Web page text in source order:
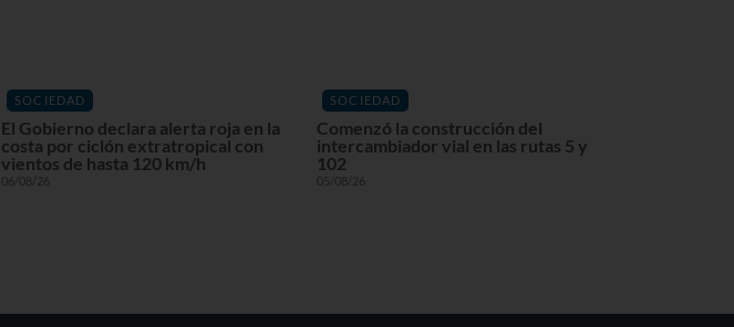
SOCIEDAD
El Gobierno declara alerta roja en la
costa por ciclón extratropical con
vientos de hasta 120 km/h
06/08/26
SOCIEDAD
Comenzó la construcción del
intercambiador vial en las rutas 5 y
102
05/08/26